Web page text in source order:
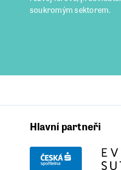
soukromým sektorem.
Hlavní partneři